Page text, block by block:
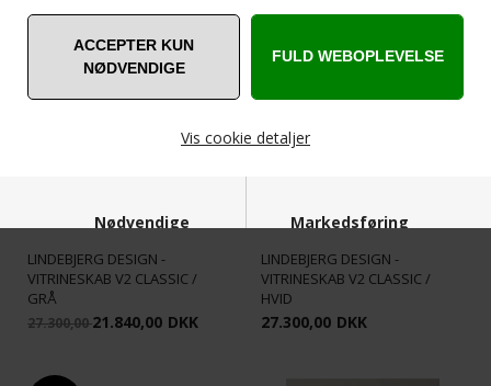
Vis cookie detaljer
Nødvendige Markedsføring
SPAR
LINDEBJERG DESIGN -
VITRINESKAB V2 CLASSIC /
GRÅ
27.300,0021.840,00 DKK
LINDEBJERG DESIGN -
VITRINESKAB V2 CLASSIC /
HVID
27.300,00 DKK